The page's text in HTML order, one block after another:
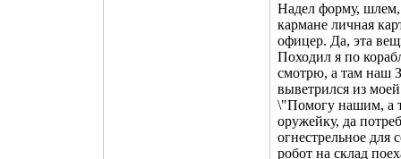
Надел форму,
кармане личная
офицер. Да, эта
Походил я по
смотрю, а там наш
выветрился из
\"Помогу нашим, а
оружейку, да
огнестрельное для
робот на склад